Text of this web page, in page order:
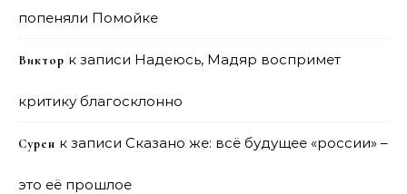
попеняли Помойке
Виктор к записи Надеюсь, Мадяр воспримет
критику благосклонно
Сурен к записи Сказано же: всё будущее «россии» –
это её прошлое